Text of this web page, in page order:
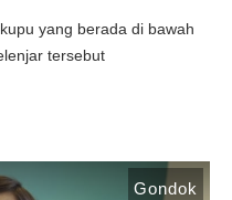
yang berada di bawah
tersebut
Gondok